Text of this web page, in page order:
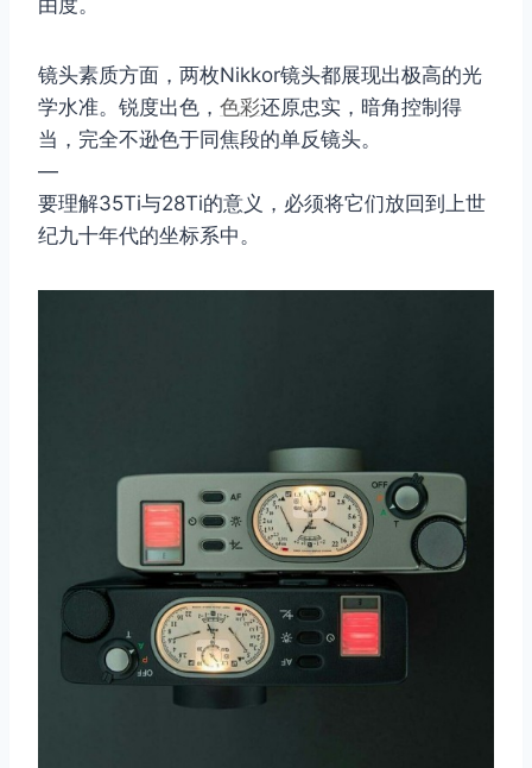
镜头素质方面，两枚Nikkor镜头都展现出极高的光
学水准。锐度出色， 色彩还原忠实，暗角控制得
当，完全不逊色于同焦段的单反镜头。
—
要理解35Ti与28Ti的意义，必须将它们放回到上世
纪九十年代的坐标系中。